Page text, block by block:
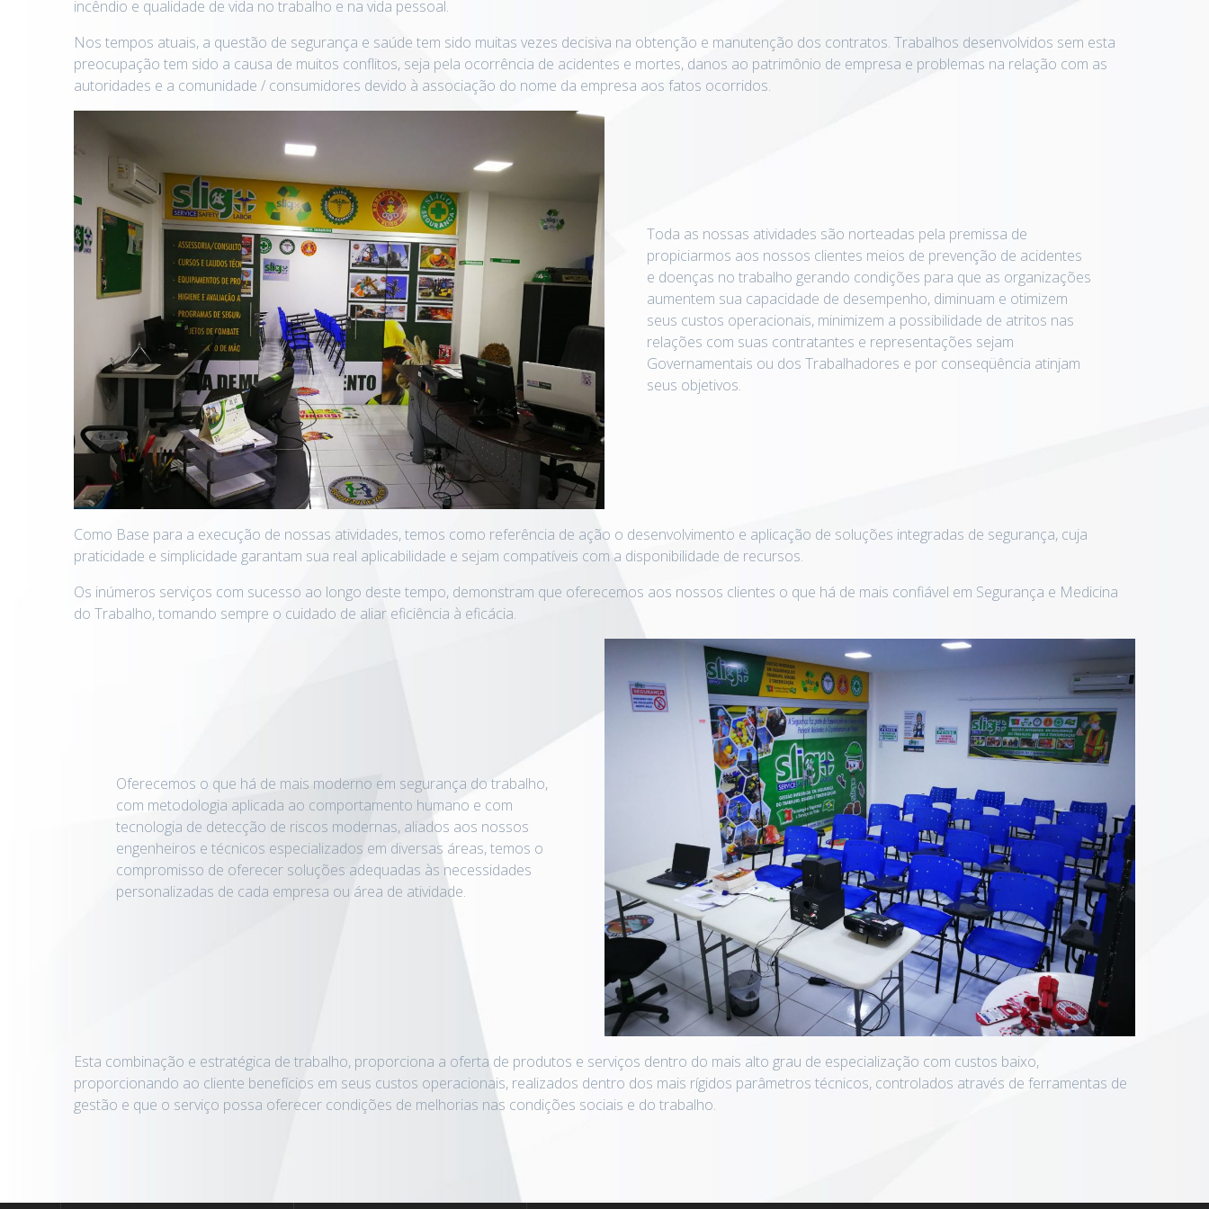
incêndio e qualidade de vida no trabalho e na vida pessoal.
Nos tempos atuais, a questão de segurança e saúde tem sido muitas vezes decisiva na obtenção e manutenção dos contratos. Trabalhos desenvolvidos sem esta
preocupação tem sido a causa de muitos conflitos, seja pela ocorrência de acidentes e mortes, danos ao patrimônio de empresa e problemas na relação com as
autoridades e a comunidade / consumidores devido à associação do nome da empresa aos fatos ocorridos.
Toda as nossas atividades são norteadas pela premissa de
propiciarmos aos nossos clientes meios de prevenção de acidentes
e doenças no trabalho gerando condições para que as organizações
aumentem sua capacidade de desempenho, diminuam e otimizem
seus custos operacionais, minimizem a possibilidade de atritos nas
relações com suas contratantes e representações sejam
Governamentais ou dos Trabalhadores e por conseqüência atinjam
seus objetivos.
Como Base para a execução de nossas atividades, temos como referência de ação o desenvolvimento e aplicação de soluções integradas de segurança, cuja
praticidade e simplicidade garantam sua real aplicabilidade e sejam compatíveis com a disponibilidade de recursos.
Os inúmeros serviços com sucesso ao longo deste tempo, demonstram que oferecemos aos nossos clientes o que há de mais confiável em Segurança e Medicina
do Trabalho, tomando sempre o cuidado de aliar eficiência à eficácia.
Oferecemos o que há de mais moderno em segurança do trabalho,
com metodologia aplicada ao comportamento humano e com
tecnologia de detecção de riscos modernas, aliados aos nossos
engenheiros e técnicos especializados em diversas áreas, temos o
compromisso de oferecer soluções adequadas às necessidades
personalizadas de cada empresa ou área de atividade.
Esta combinação e estratégica de trabalho, proporciona a oferta de produtos e serviços dentro do mais alto grau de especialização com custos baixo,
proporcionando ao cliente benefícios em seus custos operacionais, realizados dentro dos mais rígidos parâmetros técnicos, controlados através de ferramentas de
gestão e que o serviço possa oferecer condições de melhorias nas condições sociais e do trabalho.